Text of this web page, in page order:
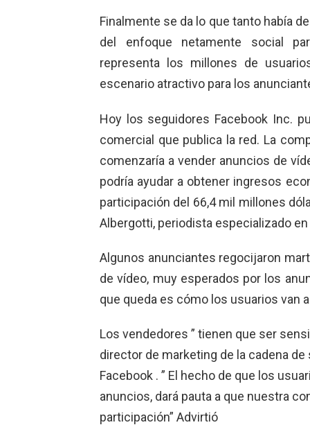
Finalmente se da lo que tanto había
del enfoque netamente social
representa los millones de
escenario atractivo para los
Hoy los seguidores Facebook Inc.
comercial que publica la red. La
comenzaría a vender anuncios de
podría ayudar a obtener ingresos
participación del 66,4 mil millones
Albergotti, periodista especializado
Algunos anunciantes regocijaron
de vídeo, muy esperados por los
que queda es cómo los usuarios van
Los vendedores ” tienen que ser
director de marketing de la cadena
Facebook . ” El hecho de que los
anuncios, dará pauta a que nuestra
participación” Advirtió